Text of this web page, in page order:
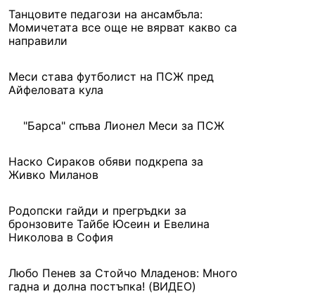
Танцовите педагози на ансамбъла:
Момичетата все още не вярват какво са
направили
Меси става футболист на ПСЖ пред
Айфеловата кула
"Барса" спъва Лионел Меси за ПСЖ
Наско Сираков обяви подкрепа за
Живко Миланов
Родопски гайди и прегръдки за
бронзовите Тайбе Юсеин и Евелина
Николова в София
Любо Пенев за Стойчо Младенов: Много
гадна и долна постъпка! (ВИДЕО)